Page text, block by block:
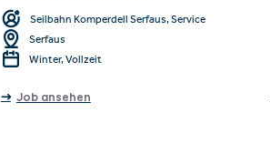
Seilbahn Komperdell Serfaus, Service
Serfaus
Winter, Vollzeit
Job ansehen